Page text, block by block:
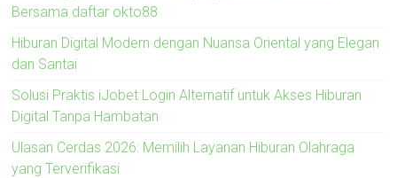
Bersama daftar okto88
Hiburan Digital Modern dengan Nuansa Oriental yang Elegan
dan Santai
Solusi Praktis iJobet Login Alternatif untuk Akses Hiburan
Digital Tanpa Hambatan
Ulasan Cerdas 2026: Memilih Layanan Hiburan Olahraga
yang Terverifikasi